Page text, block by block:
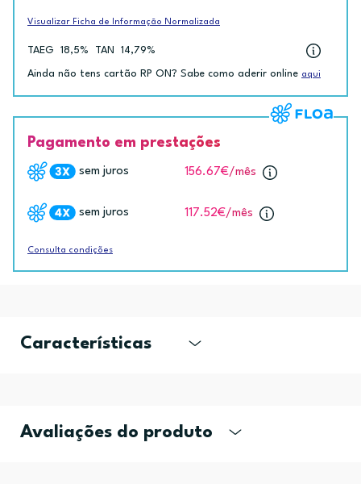
Visualizar Ficha de Informação Normalizada
TAEG 18,5% TAN 14,79%
Ainda não tens cartão RP ON? Sabe como aderir online aqui
Pagamento em prestações
sem juros 156.67€/mês
sem juros 117.52€/mês
Consulta condições
Características
Avaliações do produto